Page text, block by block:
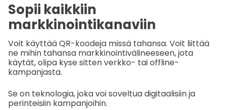
Sopii kaikkiin
markkinointikanaviin
Voit käyttää QR-koodeja missä tahansa. Voit liittää
ne mihin tahansa markkinointivälineeseen, jota
käytät, olipa kyse sitten verkko- tai offline-
kampanjasta.
Se on teknologia, joka voi soveltua digitaalisiin ja
perinteisiin kampanjoihin.